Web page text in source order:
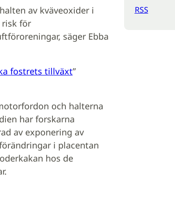
av kväveoxider i
risk för
säger Ebba
fostrets tillväxt”
och halterna
har forskarna
av exponering av
i placentan
hos de
RSS